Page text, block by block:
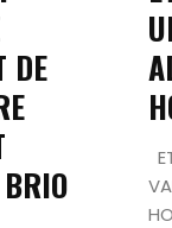
DE